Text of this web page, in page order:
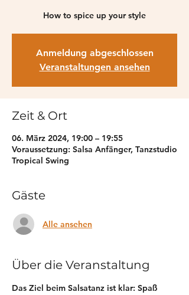
How to spice up your style
Anmeldung abgeschlossen
Veranstaltungen ansehen
Zeit & Ort
06. März 2024, 19:00 – 19:55
Voraussetzung: Salsa Anfänger, Tanzstudio
Tropical Swing
Gäste
Alle ansehen
Über die Veranstaltung
Das Ziel beim Salsatanz ist klar: Spaß